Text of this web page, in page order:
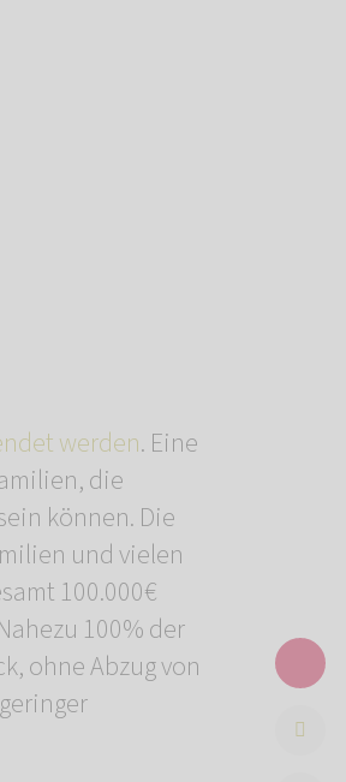
werden. Eine
die
können. Die
und vielen
100.000€
100% der
ohne Abzug von